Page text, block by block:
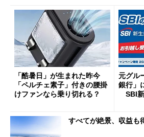
「酷暑日」が生まれた昨今
「ペルチェ素子」付きの腰掛
けファンなら乗り切れる？
元グル
銀行」
SBI新
開催
すべてが絶景、収益も